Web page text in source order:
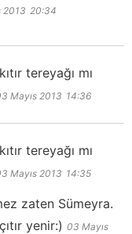
2013 20:34
tereyağı mı
Mayıs 2013 14:36
tereyağı mı
Mayıs 2013 14:35
zaten Sümeyra.
yenir:) 03 Mayıs